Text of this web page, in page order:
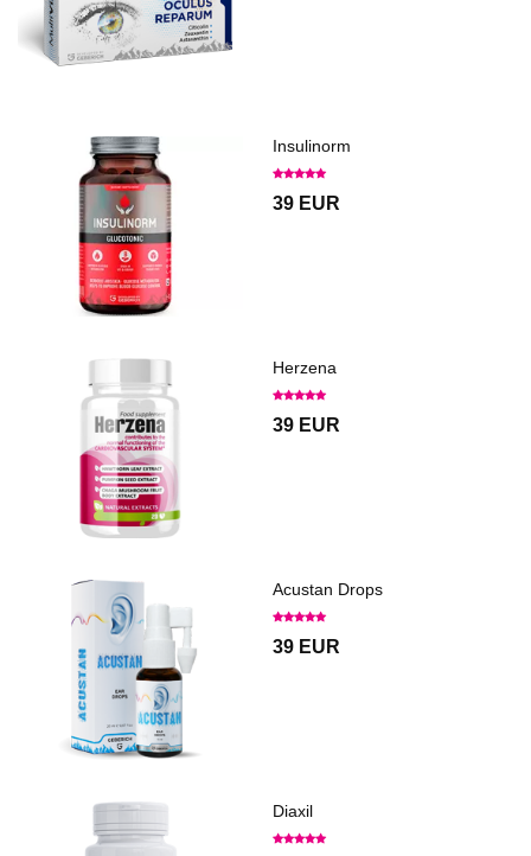
Insulinorm
39 EUR
Herzena
39 EUR
Acustan Drops
39 EUR
Diaxil